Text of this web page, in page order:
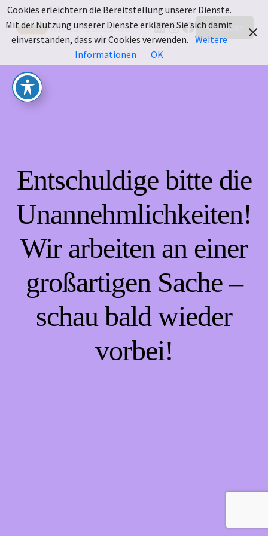
Motu-sales.de LinkedIn
Instagram
Facebook
Anmelden
Entschuldige bitte die
Unannehmlichkeiten!
Wir arbeiten an einer
großartigen Sache –
schau bald wieder
vorbei!
Cookies erleichtern die Bereitstellung unserer Dienste.
Mit der Nutzung unserer Dienste erklären Sie sich damit
einverstanden, dass wir Cookies verwenden. Weitere
Informationen
OK